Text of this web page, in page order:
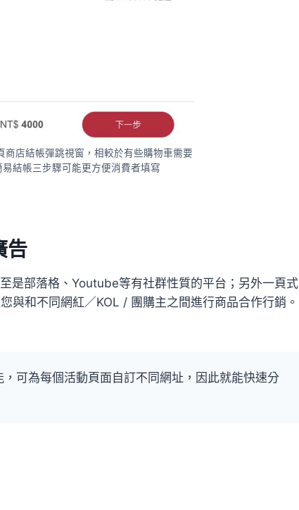
商店結帳彈跳視窗，相較於有些購物車需要
結帳三步驟可能更方便消費者填寫
告
是部落格、Youtube等有社群性質的平台；另外一頁式
與和不同網紅／KOL / 團購主之間進行商品合作行銷。
可為每個活動頁面自訂不同網址，因此就能快速分